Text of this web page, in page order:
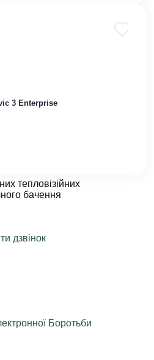
3 Enterprise
тепловізійних
бачення
дзвінок
Боротьби